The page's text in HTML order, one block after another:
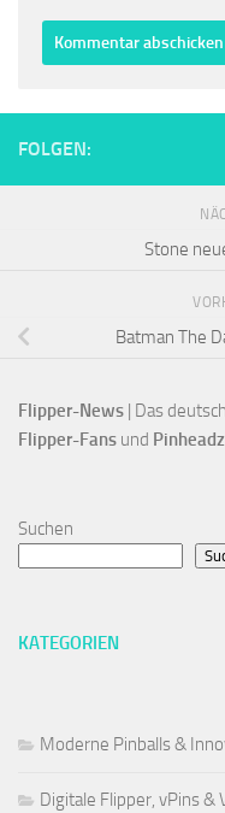
FOLGEN:
Stone
Batman The
Flipper-News | Das
Flipper-Fans und Pinheadz
Suchen
KATEGORIEN
Moderne Pinballs &
Digitale Flipper, vPins &